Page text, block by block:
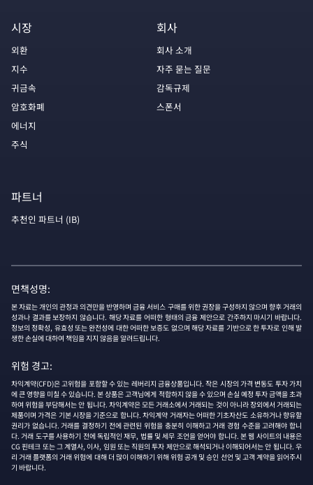
시장
외환
지수
귀금속
암호화폐
에너지
주식
회사
회사 소개
자주 묻는 질문
감독규제
스폰서
파트너
추천인 파트너 (IB)
면책성명:
본 자료는 개인의 관정과 의견만을 반영하며 금융 서비스 구매를 위한 권장을 구성하지 않으며 향후 거래의
성과나 결과를 보장하지 않습니다. 해당 자료를 어떠한 형태의 금융 제안으로 간주하지 마시기 바랍니다.
정보의 정확성, 유효성 또는 완전성에 대한 어떠한 보증도 없으며 해당 자료를 기반으로 한 투자로 인해 발
생한 손실에 대하여 책임을 지지 않음을 알려드립니다.
위험 경고:
차익계약(CFD)은 고위험을 포함할 수 있는 레버리지 금융상품입니다. 작은 시장의 가격 변동도 투자 가치
에 큰 영향을 미칠 수 있습니다. 본 상품은 고객님에게 적합하지 않을 수 있으며 손실 예정 투자 금액을 초과
하여 위험을 부담해서는 안 됩니다. 차익계약은 모든 거래소에서 거래되는 것이 아니라 장외에서 거래되는
제품이며 가격은 기본 시장을 기준으로 합니다. 차익계약 거래자는 어떠한 기초자산도 소유하거나 향유할
권리가 없습니다. 거래를 결정하기 전에 관련된 위험을 충분히 이해하고 거래 경험 수준을 고려해야 합니
다. 거래 도구를 사용하기 전에 독립적인 재무, 법률 및 세무 조언을 얻어야 합니다. 본 웹 사이트의 내용은
CG 핀테크 또는 그 계열사, 이사, 임원 또는 직원의 투자 제안으로 해석되거나 이해되어서는 안 됩니다. 우
리 거래 플랫폼의 거래 위험에 대해 더 많이 이해하기 위해 위험 공개 및 승인 선언 및 고객 계약을 읽어주시
기 바랍니다.